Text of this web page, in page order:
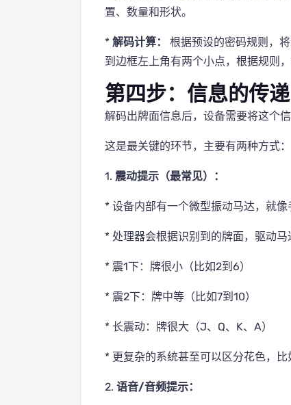
置、数量和形状。
* 解码计算：
根据预设的密码规则，
到边框左上角有两个小点，根据规则，
第四步：信息的传递
解码出牌面信息后，设备需要将这个
这是最关键的环节，主要有两种方式：
1. 震动提示（最常见）：
* 设备内部有一个微型振动马达，就像
* 处理器会根据识别到的牌面，驱动马
* 震1下：牌很小（比如2到6）
* 震2下：牌中等（比如7到10）
* 长震动：牌很大（J、Q、K、A）
* 更复杂的系统甚至可以区分花色，比
2. 语音/音频提示：